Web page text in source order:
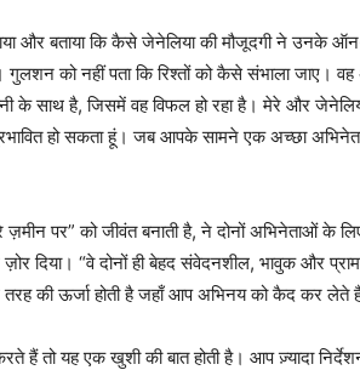
और बताया कि कैसे जेनेलिया की मौजूदगी ने उनके
गुलशन को नहीं पता कि रिश्तों को कैसे संभाला जाए।
के साथ है, जिसमें वह विफल हो रहा है। मेरे और
हो सकता हूं। जब आपके सामने एक अच्छा
पर” को जीवंत बनाती है, ने दोनों अभिनेताओं के
दिया। “वे दोनों ही बेहद संवेदनशील, भावुक और
की ऊर्जा होती है जहाँ आप अभिनय को कैद कर लेते
तो यह एक खुशी की बात होती है। आप ज़्यादा